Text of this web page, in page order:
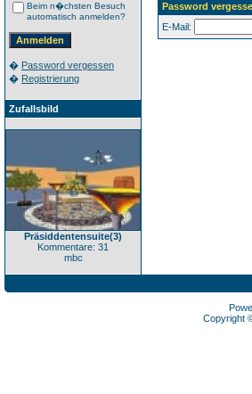
Beim n�chsten Besuch
automatisch anmelden?
� Password vergessen
� Registrierung
Zufallsbild
Präsiddentensuite(3)
Kommentare: 31
mbc
Password
E-Mail:
Copyright